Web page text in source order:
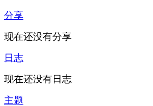
分享
现在还没有分享
日志
现在还没有日志
主题